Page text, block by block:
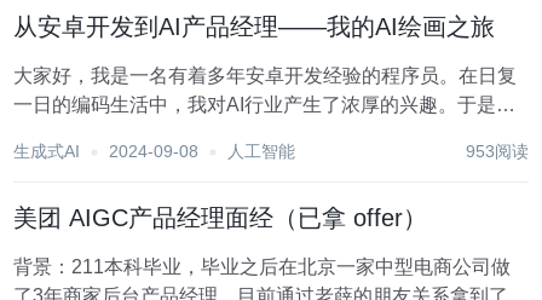
从安卓开发到AI产品经理——我的AI绘画之旅
大家好，我是一名有着多年安卓开发经验的程序员。在日复
一日的编码生活中，我对AI行业产生了浓厚的兴趣。于是，
习AI绘画工具初步了解了AI行业，下面我将分享我的学习经
生成式AI 2024-09-08 人工智能 953阅读
美团 AIGC产品经理面经（已拿 offer）
背景：211本科毕业，毕业之后在北京一家中型电商公司做
了3年商家后台产品经理，目前通过老薛的朋友关系拿到了美